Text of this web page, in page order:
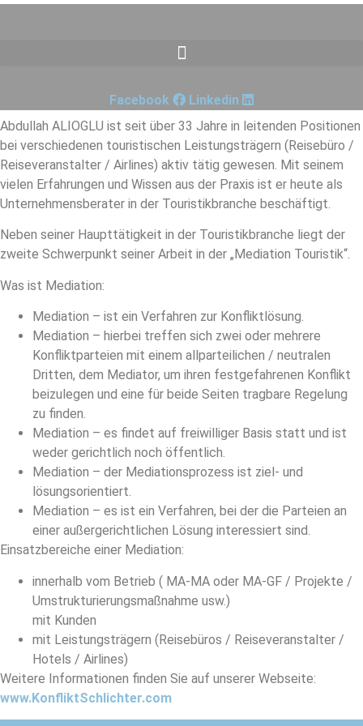
Zum
Facebook
Linkedin
Abdullah ALIOGLU ist seit über 33 Jahre in leitenden Positionen
bei verschiedenen touristischen Leistungsträgern (Reisebüro /
Reiseveranstalter / Airlines) aktiv tätig gewesen. Mit seinem
vielen Erfahrungen und Wissen aus der Praxis ist er heute als
Unternehmensberater in der Touristikbranche beschäftigt.
Neben seiner Haupttätigkeit in der Touristikbranche liegt der
zweite Schwerpunkt seiner Arbeit in der „Mediation Touristik“.
Was ist Mediation:
Mediation – ist ein Verfahren zur Konfliktlösung.
Mediation – hierbei treffen sich zwei oder mehrere
Konfliktparteien mit einem allparteilichen / neutralen
Dritten, dem Mediator, um ihren festgefahrenen Konflikt
beizulegen und eine für beide Seiten tragbare Regelung
zu finden.
Mediation – es findet auf freiwilliger Basis statt und ist
weder gerichtlich noch öffentlich.
Mediation – der Mediationsprozess ist ziel- und
lösungsorientiert.
Mediation – es ist ein Verfahren, bei der die Parteien an
einer außergerichtlichen Lösung interessiert sind.
Einsatzbereiche einer Mediation:
innerhalb vom Betrieb ( MA-MA oder MA-GF / Projekte /
Umstrukturierungsmaßnahme usw.)
mit Kunden
mit Leistungsträgern (Reisebüros / Reiseveranstalter /
Hotels / Airlines)
Weitere Informationen finden Sie auf unserer Webseite:
www.KonfliktSchlichter.com